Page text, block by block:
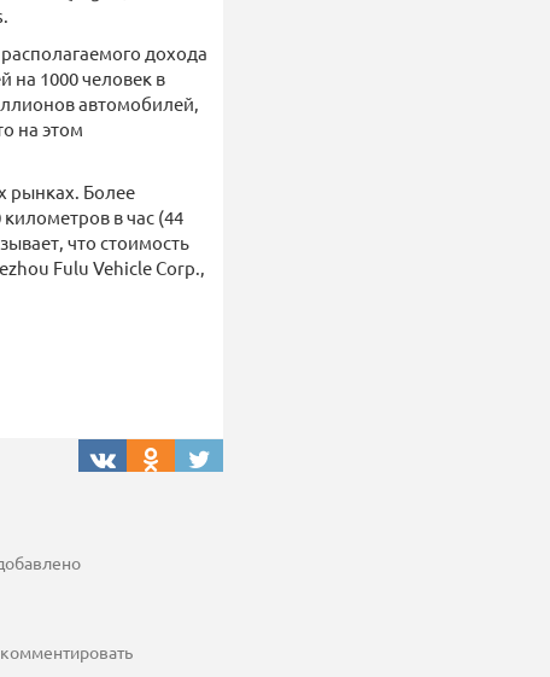
дохода
на 1000 человек в
автомобилей,
на этом
рынках. Более
в час (44
что стоимость
Fulu Vehicle Corp.,